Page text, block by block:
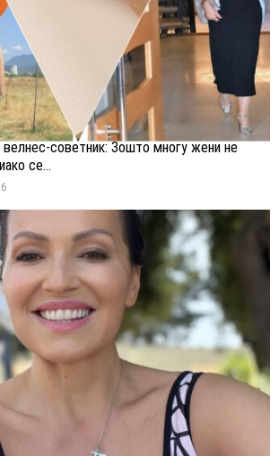
советник: Зошто многу жени не
се...